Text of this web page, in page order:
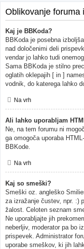
Oblikovanje foruma
Kaj je BBKoda?
BBKoda je posebna
nad določenimi deli
vendar jo lahko tudi
Sama BBKoda je stilno
oglatih oklepajih [ in ]
vodnik, do katerega lahko
Na vrh
Ali lahko uporabljam
Ne, na tem forumu ni
ga omogoča uporaba
BBKode.
Na vrh
Kaj so smeški?
Smeški oz. angleško
za izražanje čustev, npr. :)
žalost. Celoten seznam
Ne uporabljajte jih
neberljiv, moderator pa bo
prispevek. Administrator
uporabe smeškov, ki jih